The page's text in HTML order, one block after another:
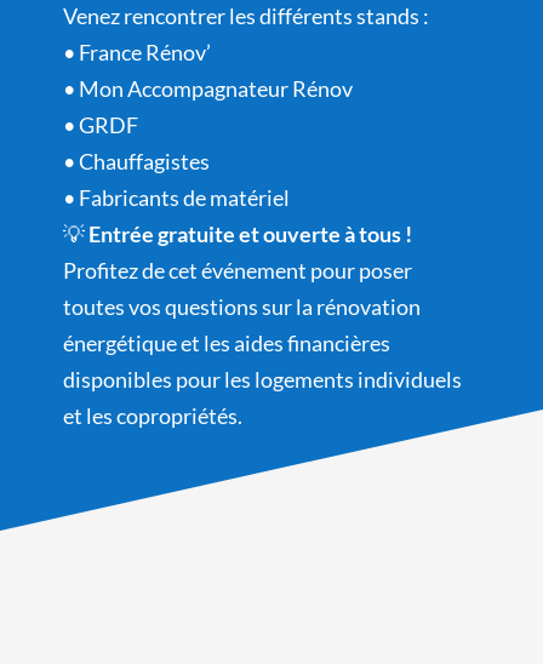
Venez rencontrer les différents stands :
• France Rénov’
• Mon Accompagnateur Rénov
• GRDF
• Chauffagistes
• Fabricants de matériel
💡Entrée gratuite et ouverte à tous !
Profitez de cet événement pour poser
toutes vos questions sur la rénovation
énergétique et les aides financières
disponibles pour les logements individuels
et les copropriétés.